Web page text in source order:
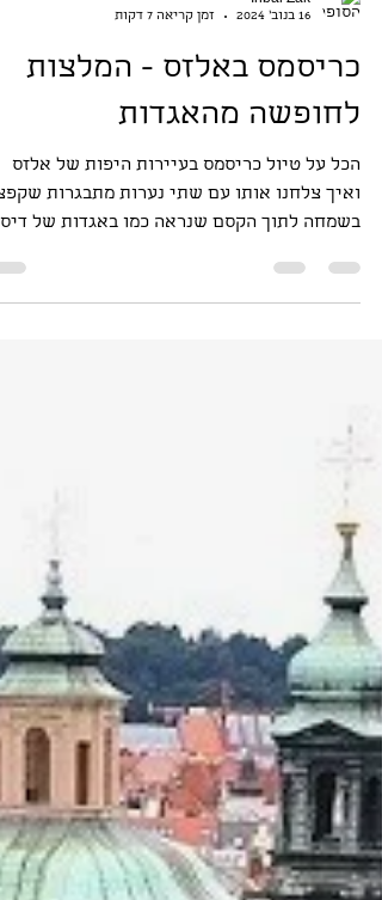
Inbal Zak
זמן קריאה 7 דקות
כריסמס באלזס - המלצות
לחופשה מהאגדות
הכל על טיול כריסמס בעיירות היפות של אלזס
ואיך צלחנו אותו עם שתי נערות מתבגרות